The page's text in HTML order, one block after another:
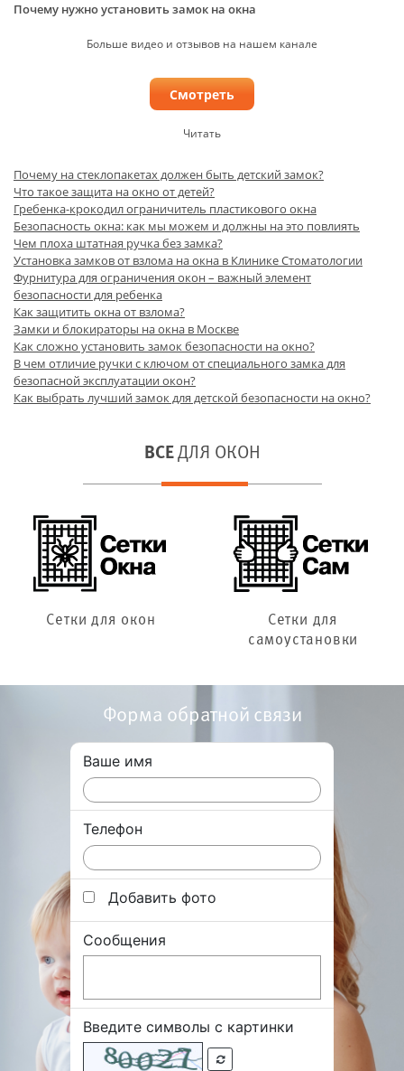
Почему нужно установить замок на окна
Больше видео и отзывов на нашем канале
Смотреть
Читать
Почему на стеклопакетах должен быть детский замок?
Что такое защита на окно от детей?
Гребенка-крокодил ограничитель пластикового окна
Безопасность окна: как мы можем и должны на это повлиять
Чем плоха штатная ручка без замка?
Установка замков от взлома на окна в Клинике Стоматологии
Фурнитура для ограничения окон – важный элемент
безопасности для ребенка
Как защитить окна от взлома?
Замки и блокираторы на окна в Москве
Как сложно установить замок безопасности на окно?
В чем отличие ручки с ключом от специального замка для
безопасной эксплуатации окон?
Как выбрать лучший замок для детской безопасности на окно?
ВСЕ ДЛЯ ОКОН
Сетки для окон
Сетки для
самоустановки
Форма обратной связи
Ваше имя
Телефон
Добавить фото
Сообщения
Введите символы с картинки